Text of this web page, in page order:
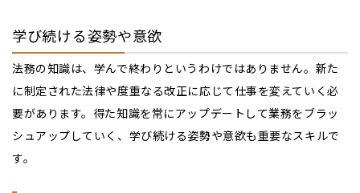
学び続ける姿勢や意欲
法務の知識は、学んで終わりというわけではありません。新た
に制定された法律や度重なる改正に応じて仕事を変えていく必
要があります。得た知識を常にアップデートして業務をブラッ
シュアップしていく、学び続ける姿勢や意欲も重要なスキルで
す。